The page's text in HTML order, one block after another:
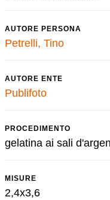
AUTORE PERSONA
Petrelli, Tino
AUTORE ENTE
Publifoto
PROCEDIMENTO
gelatina ai sali
MISURE
2,4x3,6